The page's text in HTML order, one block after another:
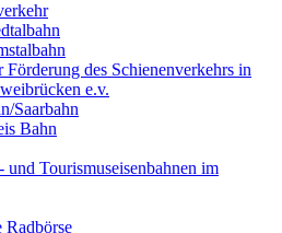
Förderung des Schienenverkehrs in
e.v.
Saarbahn
Bahn
und Tourismuseisenbahnen im
Radbörse